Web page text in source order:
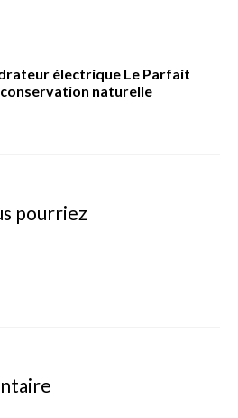
électrique Le Parfait
naturelle
pourriez